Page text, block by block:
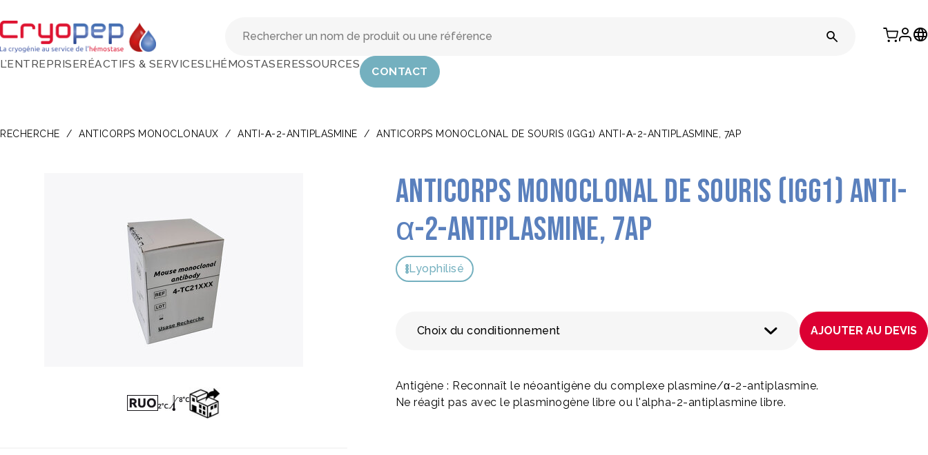
L’ENTREPRISERÉACTIFS & SERVICESL’HÉMOSTASERESSOURCES
CONTACT
RECHERCHE / ANTICORPS MONOCLONAUX / ANTI-Α-2-ANTIPLASMINE / ANTICORPS MONOCLONAL DE SOURIS (IGG1) ANTI-Α-2-ANTIPLASMINE, 7AP
Anticorps monoclonal de souris (IgG1) anti-
α-2-antiplasmine, 7AP
Lyophilisé
Choix du conditionnement AJOUTER AU DEVIS
Antigène : Reconnaît le néoantigène du complexe plasmine/α-2-antiplasmine.
Ne réagit pas avec le plasminogène libre ou l'alpha-2-antiplasmine libre.